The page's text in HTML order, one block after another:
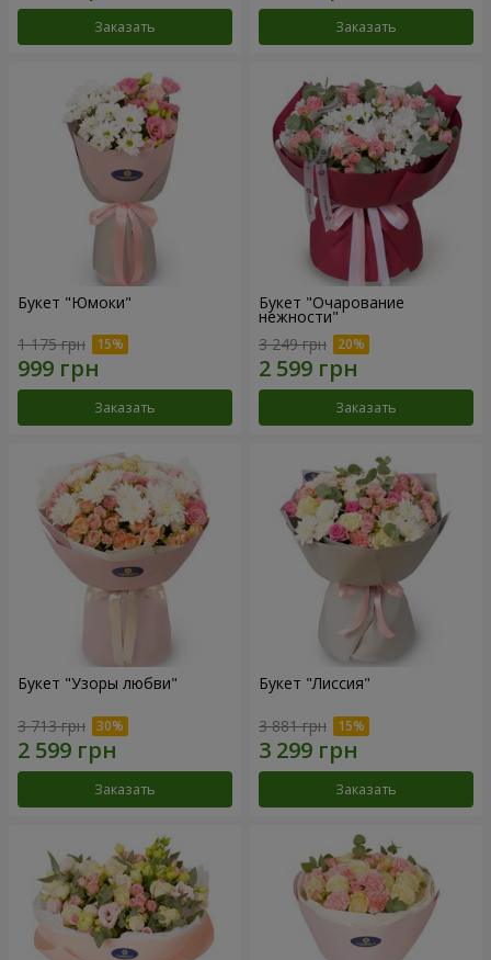
Заказать Заказать
Букет "Юмоки"
1 175 грн
Заказать
Букет "Очарование
нежности"
3 249 грн
Заказать
Букет "Узоры любви"
3 713 грн
Заказать
Букет "Лиссия"
3 881 грн
Заказать